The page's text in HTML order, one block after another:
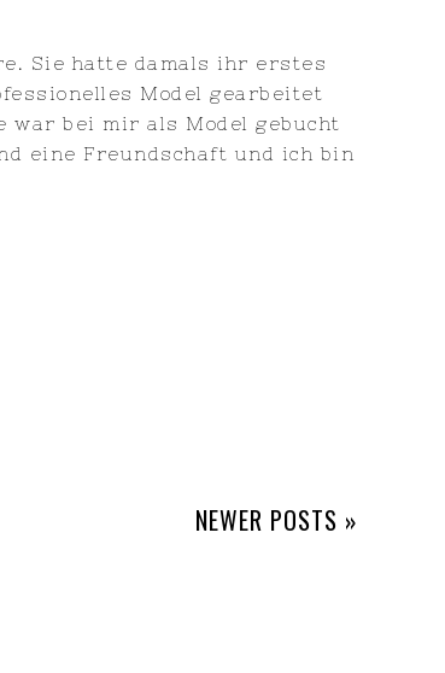
Sie hatte damals ihr erstes
Model gearbeitet
war bei mir als Model gebucht
eine Freundschaft und ich bin
NEWER POSTS »